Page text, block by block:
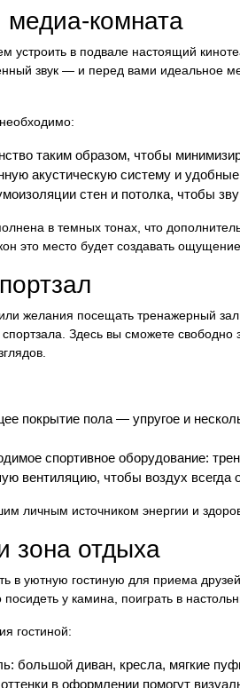
медиа-комната
устроить в подвале настоящий
звук — и перед вами идеальное
таким образом, чтобы
акустическую систему и
стен и потолка, чтобы
в темных тонах, что
это место будет создавать
желания посещать тренажерный
Здесь вы сможете
покрытие пола — упругое и
спортивное оборудование:
вентиляцию, чтобы воздух всегда
личным источником энергии и
зона отдыха
в уютную гостиную для приема
у камина, поиграть в
гостиной:
большой диван, кресла, мягкие
в оформлении помогут